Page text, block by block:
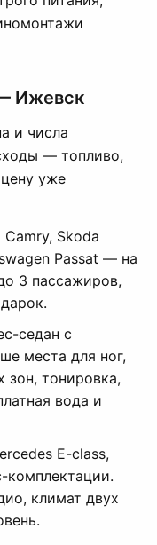
Ижевск
и числа
— топливо,
уже
Skoda
Passat — на
3 пассажиров,
седан с
места для ног,
зон, тонировка,
вода и
E-class,
комплектации.
климат двух